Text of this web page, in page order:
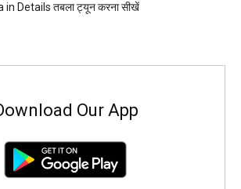
Details तबला ट्यून करना सीखें
Our App